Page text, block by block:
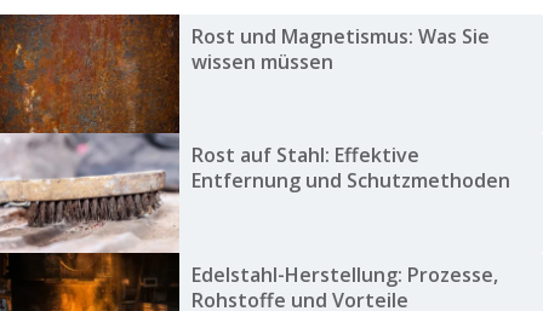
Rost und Magnetismus: Was Sie
wissen müssen
Rost auf Stahl: Effektive
Entfernung und Schutzmethoden
Edelstahl-Herstellung: Prozesse,
Rohstoffe und Vorteile